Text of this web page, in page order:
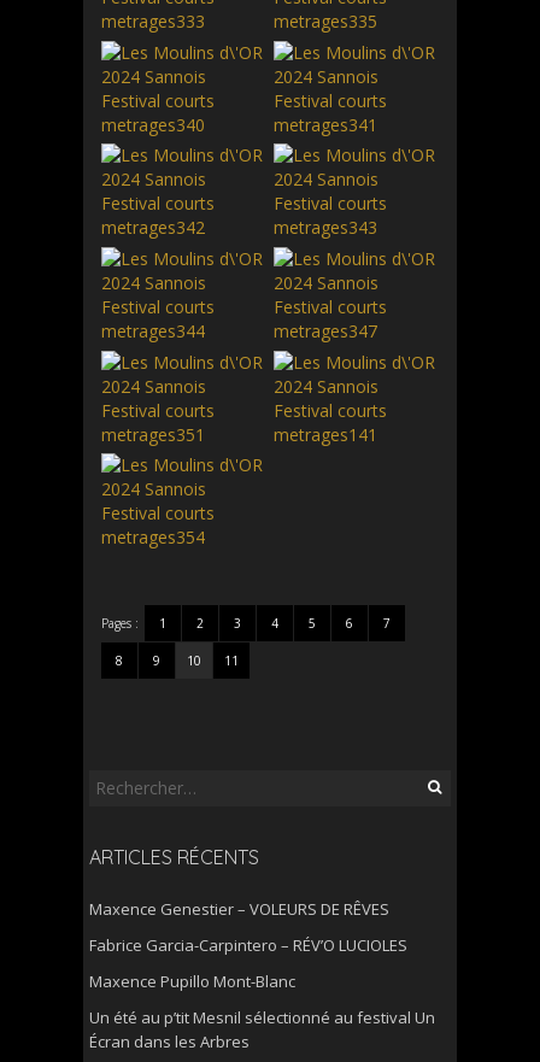
Pages : 1 2 3 4 5 6 7
8 9 10 11
Rechercher :
ARTICLES RÉCENTS
Maxence Genestier – VOLEURS DE RÊVES
Fabrice Garcia-Carpintero – RÉV’O LUCIOLES
Maxence Pupillo Mont-Blanc
Un été au p’tit Mesnil sélectionné au festival Un
Écran dans les Arbres